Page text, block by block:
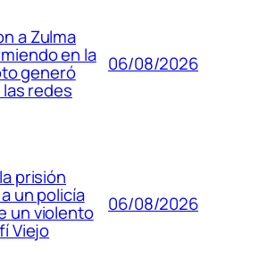
a Zulma
en la
generó
redes
06/08/2026
prisión
un policía
un violento
Viejo
06/08/2026